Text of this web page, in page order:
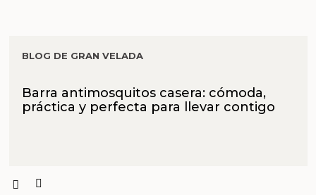
BLOG DE GRAN VELADA
Barra antimosquitos casera: cómoda,
práctica y perfecta para llevar contigo